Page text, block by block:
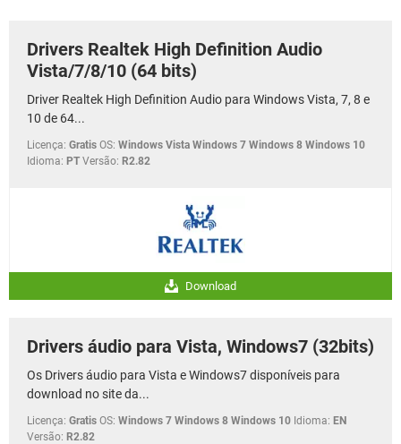
Drivers Realtek High Definition Audio
Vista/7/8/10 (64 bits)
Driver Realtek High Definition Audio para Windows Vista, 7, 8 e
10 de 64...
Licença: Gratis OS: Windows Vista Windows 7 Windows 8 Windows 10
Idioma: PT Versão: R2.82
Download
Drivers áudio para Vista, Windows7 (32bits)
Os Drivers áudio para Vista e Windows7 disponíveis para
download no site da...
Licença: Gratis OS: Windows 7 Windows 8 Windows 10 Idioma: EN
Versão: R2.82